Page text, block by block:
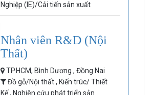
Nghiệp (IE)/Cải tiến sản xuất
Nhân viên R&D (Nội
Thất)
TP.HCM, Bình Dương , Đồng Nai
Đồ gỗ/Nội thất , Kiến trúc/ Thiết
Kế , Nghiên cứu phát triển sản